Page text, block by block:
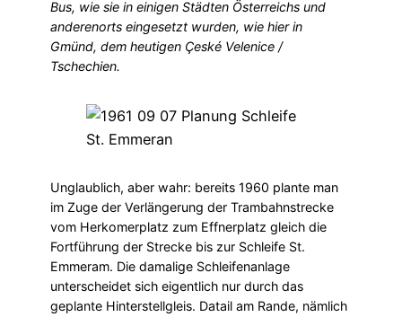
Bus, wie sie in einigen Städten Österreichs und
anderenorts eingesetzt wurden, wie hier in
Gmünd, dem heutigen Çeské Velenice /
Tschechien.
Unglaublich, aber wahr: bereits 1960 plante man
im Zuge der Verlängerung der Trambahnstrecke
vom Herkomerplatz zum Effnerplatz gleich die
Fortführung der Strecke bis zur Schleife St.
Emmeram. Die damalige Schleifenanlage
unterscheidet sich eigentlich nur durch das
geplante Hinterstellgleis. Datail am Rande, nämlich